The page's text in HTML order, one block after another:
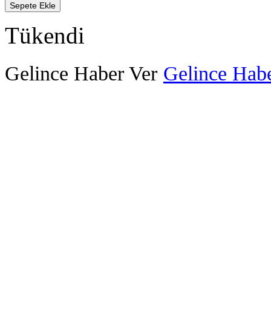
Sepete Ekle
Tükendi
Gelince Haber Ver Gelince